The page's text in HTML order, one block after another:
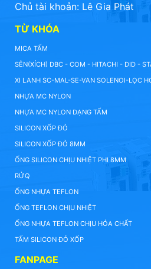
Chủ tài khoản: Lê Gia Phát
TỪ KHÓA
MICA TẤM
SÊN(XÍCH) DBC - COM - HITACHI - DID -
XI LANH SC-MAL-SE-VAN SOLENOI-LỌC
NHỰA MC NYLON
NHỰA MC NYLON DẠNG TẤM
SILICON XỐP ĐỎ
SILICON XỐP ĐỎ 8MM
ỐNG SILICON CHỊU NHIỆT PHI 8MM
RỬQ
ỐNG NHỰA TEFLON
ỐNG TEFLON CHỊU NHIỆT
ỐNG NHỰA TEFLON CHỊU HÓA CHẤT
TẤM SILICON ĐỎ XỐP
FANPAGE